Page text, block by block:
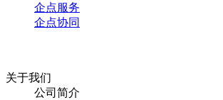
企点服务
企点协同
关于我们
公司简介